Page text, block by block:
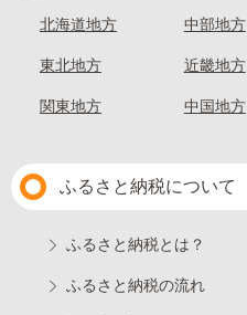
北海道地方
東北地方
関東地方
中部地方
近畿地方
中国地方
ふるさと納税について
ふるさと納税とは？
ふるさと納税の流れ